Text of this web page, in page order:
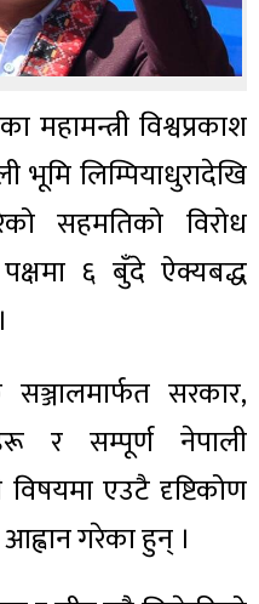
महामन्त्री विश्वप्रकाश
भूमि लिम्पियाधुरादेखि
सहमतिको विरोध
पक्षमा ६ बुँदे ऐक्यबद्ध
सरकार,
र सम्पूर्ण नेपाली
विषयमा एउटै दृष्टिकोण
गरेका हुन् ।